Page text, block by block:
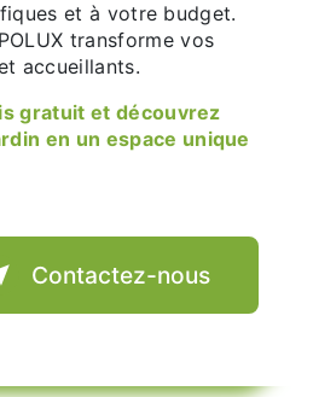
et à votre budget.
transforme vos
accueillants.
en un espace unique
Contactez-nous